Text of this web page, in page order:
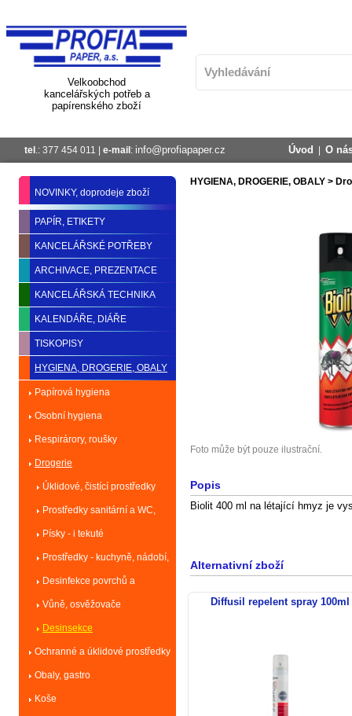
Velkoobchod
kancelářských potřeb a
papírenského zboží
tel .: 377 454 011 | e-mail : info@profiapaper.cz Úvod O
NOVINKY, doprodeje zboží
PAPÍR, ETIKETY
KANCELÁŘSKÉ POTŘEBY
ARCHIVACE, PREZENTACE
KANCELÁŘSKÁ TECHNIKA
KALENDÁŘE, DIÁŘE
TISKOPISY
HYGIENA, DROGERIE, OBALY
Papírová hygiena
Osobní hygiena
Respirárory, roušky
Drogerie
Úklidové, čistící prostředky
Prostředky sanitární a WC,
odpad
Písky - i tekuté
Prostředky - kuchyně, nádobí,
praní
Desinfekce povrchů a
předmětů
Vůně, osvěžovače
Desinsekce
Ochranné a úklidové prostředky
Obaly, gastro
Koše
HYGIENA, DROGERIE, OBALY >
Foto může být pouze ilustrační.
Popis
Biolit 400 ml na létající hmyz je
Alternativní zboží
Diffusil repelent spray 100ml